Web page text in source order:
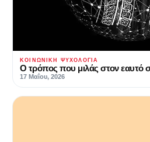
ΚΟΙΝΩΝΙΚΉ ΨΥΧΟΛΟΓΊΑ
Ο τρόπος που μιλάς στον εαυτό
17 Μαΐου, 2026